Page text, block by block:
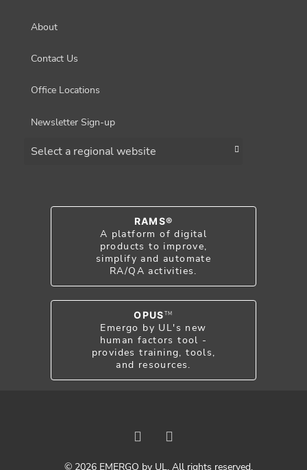
About
Contact Us
Office Locations
Newsletter Sign-up
RAMS®
A platform of digital
products to improve,
simplify and automate
RA/QA activities.
OPUS TM
Emergo by UL's new
human factors tool -
provides training, tools,
and resources.
© 2026 EMERGO by UL. All rights reserved.